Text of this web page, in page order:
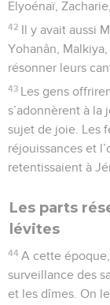
Elyoénaï,
42 Il y avait aussi
Yohanân,
résonner leurs
43 Les gens
s’adonnèrent à la
sujet de joie. Les
réjouissances et
retentissaient à
Les parts
lévites
44 A cette
surveillance des
et les dîmes. On